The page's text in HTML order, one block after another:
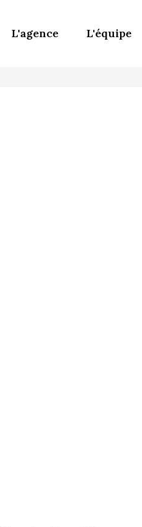
L'agence L'équipe